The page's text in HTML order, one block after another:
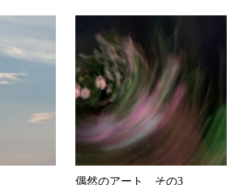
偶然のアート その3